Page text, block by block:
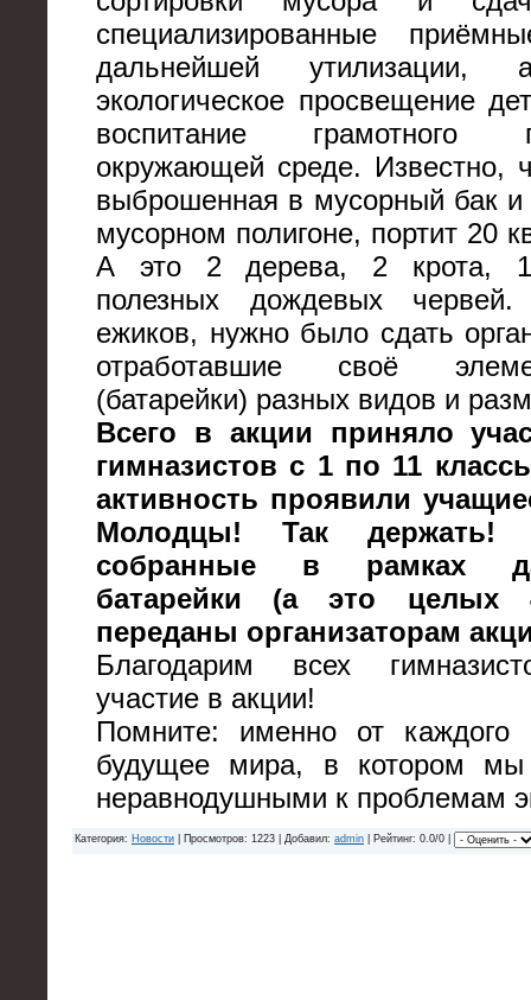
специализированные
дальнейшей
экологическое просвещение
воспитание грамотного
окружающей среде. Известно,
выброшенная в мусорный бак и
мусорном полигоне, портит 20
А это 2 дерева, 2 крота,
полезных дождевых
ежиков, нужно было сдать
отработавшие своё
(батарейки) разных видов и
Всего в акции приняло
гимназистов с 1 по 11
активность проявили
Молодцы! Так
собранные в рамках
батарейки (а это
переданы организаторам
Благодарим всех
участие в акции!
Помните: именно от каждого
будущее мира, в котором
неравнодушными к проблемам
Категория: Новости | Просмотров: 1223 | Добавил: admin | Рейтинг: 0.0/0 |